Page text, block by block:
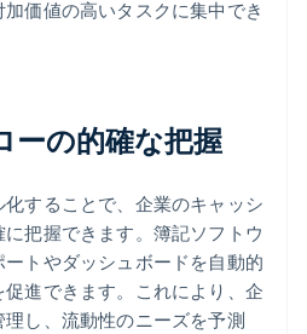
価値の高いタスクに集中でき
ーの的確な把握
することで、企業のキャッシ
把握できます。簿記ソフトウ
トやダッシュボードを自動的
進できます。これにより、企
し、流動性のニーズを予測